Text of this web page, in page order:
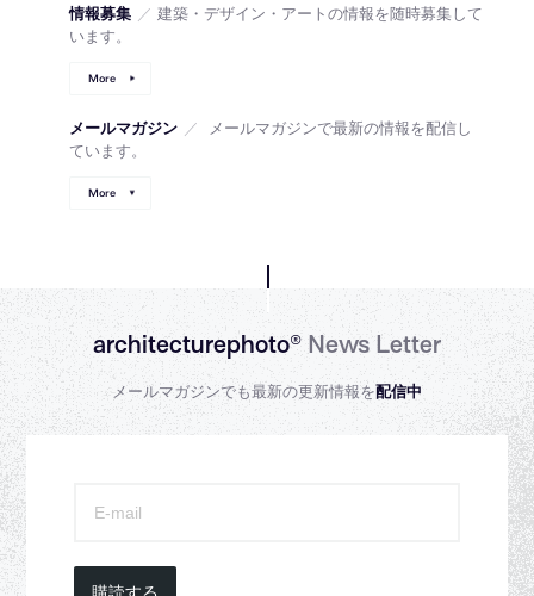
情報募集 ／ 建築・デザイン・アートの情報を随時募集して
います。
More
メールマガジン ／
メールマガジンで最新の情報を配信し
ています。
More
architecturephoto®News Letter
メールマガジンでも最新の更新情報を配信中